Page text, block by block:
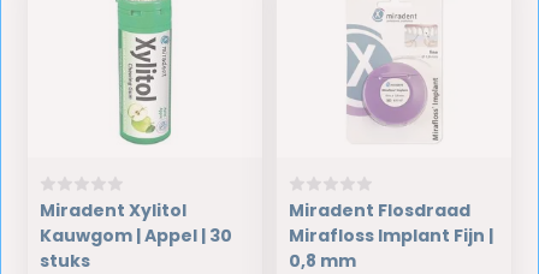
Miradent Xylitol
Kauwgom | Appel | 30
stuks
Miradent Flosdraad
Mirafloss Implant Fijn |
0,8 mm